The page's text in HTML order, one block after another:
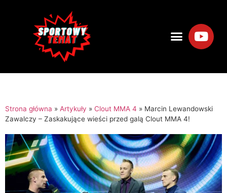
Strona główna » Artykuły » Clout MMA 4 » Marcin Lewandowski
Zawalczy – Zaskakujące wieści przed galą Clout MMA 4!